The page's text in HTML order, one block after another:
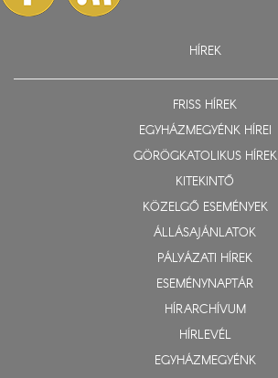
HÍREK
FRISS HÍREK
EGYHÁZMEGYÉNK HÍREI
GÖRÖGKATOLIKUS HÍREK
KITEKINTŐ
KÖZELGŐ ESEMÉNYEK
ÁLLÁSAJÁNLATOK
PÁLYÁZATI HÍREK
ESEMÉNYNAPTÁR
HÍRARCHÍVUM
HÍRLEVÉL
EGYHÁZMEGYÉNK